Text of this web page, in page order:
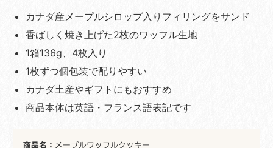
フ
ル
ナ
ダ
土
産
カナダ産メープルシロップ入りフィリングをサンド
香ばしく焼き上げた2枚のワッフル生地
1箱136g、4枚入り
1枚ずつ個包装で配りやすい
カナダ土産やギフトにもおすすめ
商品本体は英語・フランス語表記です
商品名： メープルワッフルクッキー